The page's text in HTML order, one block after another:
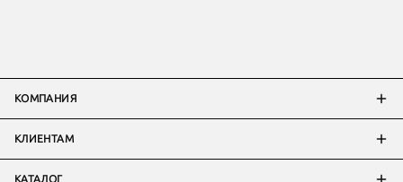
КОМПАНИЯ
КЛИЕНТАМ
КАТАЛОГ